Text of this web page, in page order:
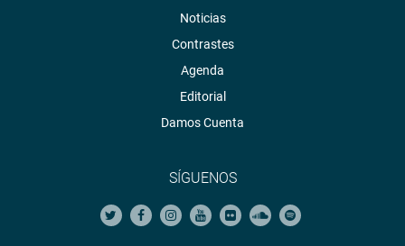
Noticias
Contrastes
Agenda
Editorial
Damos Cuenta
SÍGUENOS